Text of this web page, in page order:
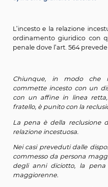
I
a) Il bene giuridico
L’incesto e la relazione
ordinamento giuridico
penale dove l’art. 564
commette incesto con
con un affine in linea
fratello, è punito con la